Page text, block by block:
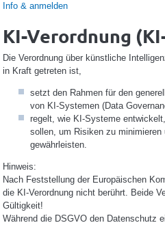
Info & anmelden
KI-Verordnung
Die Verordnung über künstliche
in Kraft getreten ist,
setzt den Rahmen für den
von KI-Systemen (Data
regelt, wie KI-Systeme
sollen, um Risiken zu
gewährleisten.
Hinweis:
Nach Feststellung der Europäischen
die KI-Verordnung nicht berührt. Beide
Gültigkeit!
Während die DSGVO den Datenschutz